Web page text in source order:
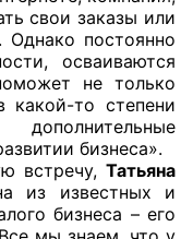
г.
свои заказы или
Однако постоянно
осваиваются
не только
то степени
бизнеса».
Татьяна
из известных и
бизнеса – его